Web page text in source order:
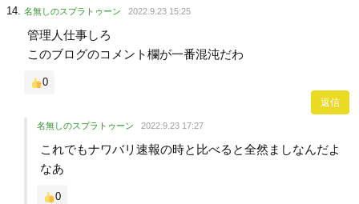
名無しのスプラトゥーン 2022.9.23 15:25
管理人仕事しろ
このブログのコメント欄が一番混沌だわ
0
返信
名無しのスプラトゥーン 2022.9.23 17:27
これでもナワバリ速報の時と比べると全然ましなんだよ
なあ
0